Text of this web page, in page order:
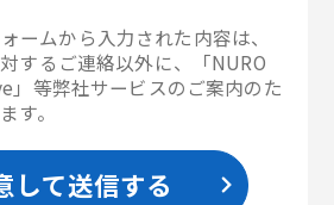
ームから入力された内容は、
するご連絡以外に、「NURO
等弊社サービスのご案内のた
す。
して送信する